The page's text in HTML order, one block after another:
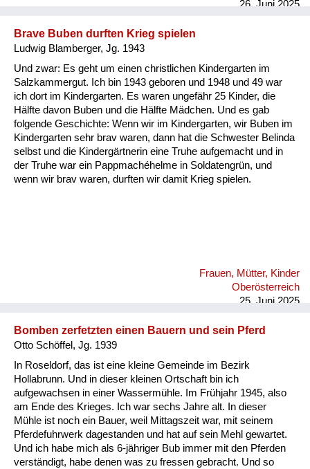
26. Juni 2025
Brave Buben durften Krieg spielen
Ludwig Blamberger, Jg. 1943
Und zwar: Es geht um einen christlichen Kindergarten im
Salzkammergut. Ich bin 1943 geboren und 1948 und 49 war
ich dort im Kindergarten. Es waren ungefähr 25 Kinder, die
Hälfte davon Buben und die Hälfte Mädchen. Und es gab
folgende Geschichte: Wenn wir im Kindergarten, wir Buben im
Kindergarten sehr brav waren, dann hat die Schwester Belinda
selbst und die Kindergärtnerin eine Truhe aufgemacht und in
der Truhe war ein Pappmachéhelme in Soldatengrün, und
wenn wir brav waren, durften wir damit Krieg spielen.
Frauen, Mütter, Kinder
Oberösterreich
25. Juni 2025
Bomben zerfetzten einen Bauern und sein Pferd
Otto Schöffel, Jg. 1939
In Roseldorf, das ist eine kleine Gemeinde im Bezirk
Hollabrunn. Und in dieser kleinen Ortschaft bin ich
aufgewachsen in einer Wassermühle. Im Frühjahr 1945, also
am Ende des Krieges. Ich war sechs Jahre alt. In dieser
Mühle ist noch ein Bauer, weil Mittagszeit war, mit seinem
Pferdefuhrwerk dagestanden und hat auf sein Mehl gewartet.
Und ich habe mich als 6-jähriger Bub immer mit den Pferden
verständigt, habe denen was zu fressen gebracht. Und so